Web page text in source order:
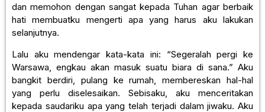
dan memohon dengan sangat kepada Tuhan agar berbaik
hati membuatku mengerti apa yang harus aku lakukan
selanjutnya.
Lalu aku mendengar kata-kata ini: “Segeralah pergi ke
Warsawa, engkau akan masuk suatu biara di sana.” Aku
bangkit berdiri, pulang ke rumah, membereskan hal-hal
yang perlu diselesaikan. Sebisaku, aku menceritakan
kepada saudariku apa yang telah terjadi dalam jiwaku. Aku